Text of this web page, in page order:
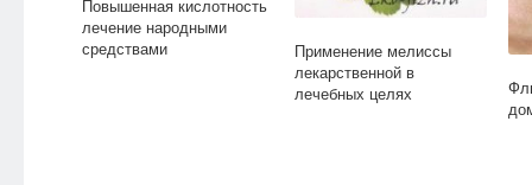
Повышенная кислотность
лечение народными
средствами
Применение мелиссы
лекарственной в
лечебных целях